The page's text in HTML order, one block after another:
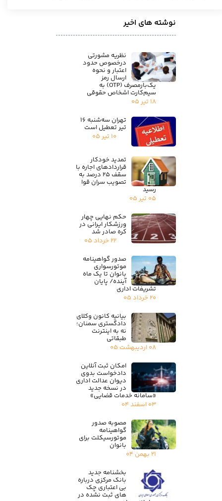
نوشته های اخیر
نظریه مشورتی
درخصوص حدود
اعتبار و نحوه
ارسال رمز
یک‌بارمصرف (OTP) به
سیم‌کارت اشخاص حقوقی
۱۸ تیر ۰۵
تهران سه‌شنبه ۱۶
تیر تعطیل است
۱۰ تیر ۰۵
تمدید خودکار
قراردادهای اجاره با
سقف ۲۵ درصد به
تصویب سران قوا
رسید
۰۵ تیر ۰۵
حکم نهایی چهار
ورزشکار ایرانی در
کره صادر شد
۲۲ خرداد ۰۵
صدور گواهینامه
موتورسواری
بانوان تا یک ماه
آینده/ پایان
تشریفات اداری
۲۰ خرداد ۰۵
بیانیه کانون وکلای
دادگستری سمنان؛
نه به اینترنت
طبقاتی
۰۸ اردیبهشت ۰۵
امکان ثبت آنلاین
دادخواست بدوی
دیوان عدالت اداری
در نسخه جدید
«سامانه خدمات قضایی»
۰۳ اسفند ۰۴
مصوبه صدور
گواهینامه
موتورسیکلت برای
بانوان
۲۱ بهمن ۰۴
بخشنامه جدید
بانک مرکزی درباره
بی اعتباری چک
های ثبت نشده در